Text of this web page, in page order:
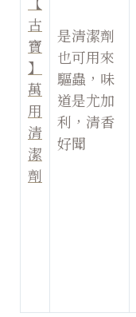
古
寶
】
萬
用
清
潔
劑
是清潔劑
也可用來
驅蟲，味
道是尤加
利，清香
好聞